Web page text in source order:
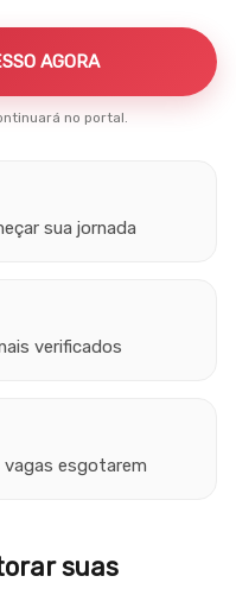
AGORA
no portal.
sua jornada
verificados
vagas esgotarem
suas